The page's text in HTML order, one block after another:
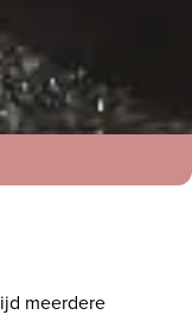
meerdere